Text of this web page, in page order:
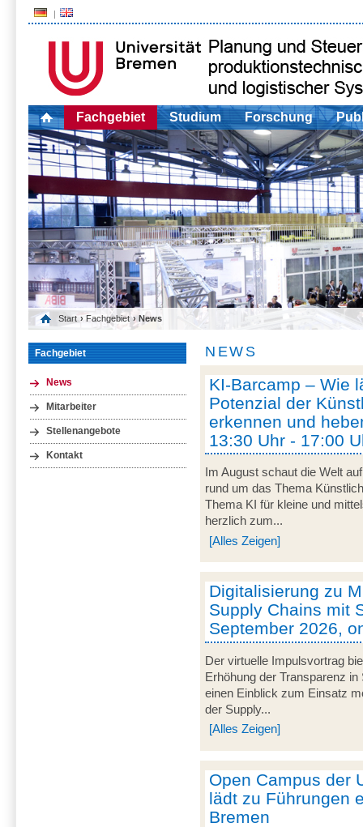
Fachgebiet Studium Forschung
Start › Fachgebiet › News
Fachgebiet
News
Mitarbeiter
Stellenangebote
Kontakt
NEWS
KI-Barcamp – Wie
Potenzial der
erkennen und
13:30 Uhr - 17:00
Im August schaut die Welt
rund um das Thema
Thema KI für kleine und
herzlich zum...
[Alles Zeigen]
Digitalisierung zu
Supply Chains mit
September 2026,
Der virtuelle Impulsvortrag
Erhöhung der Transparenz
einen Einblick zum Einsatz
der Supply...
[Alles Zeigen]
Open Campus der
lädt zu Führungen
Bremen